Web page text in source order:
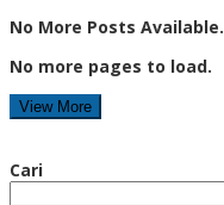
No More Posts Available.
No more pages to load.
View More
Cari